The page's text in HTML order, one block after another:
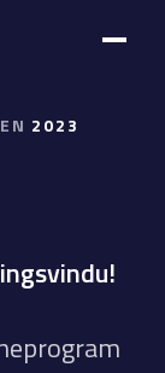
2023